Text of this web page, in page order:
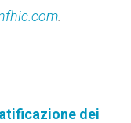
dei